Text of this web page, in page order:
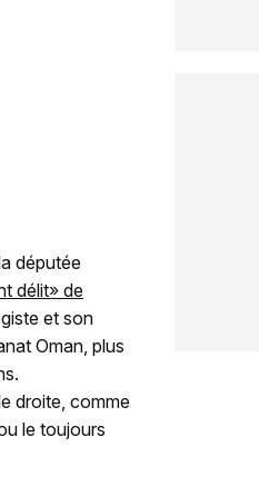
députée
délit» de
et son
Oman, plus
droite, comme
le toujours